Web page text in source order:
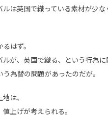
は英国で織っている素材が少な
はず。
が、英国で織る、という行為に
為替の問題があったのだが。
は、
上げが考えられる。